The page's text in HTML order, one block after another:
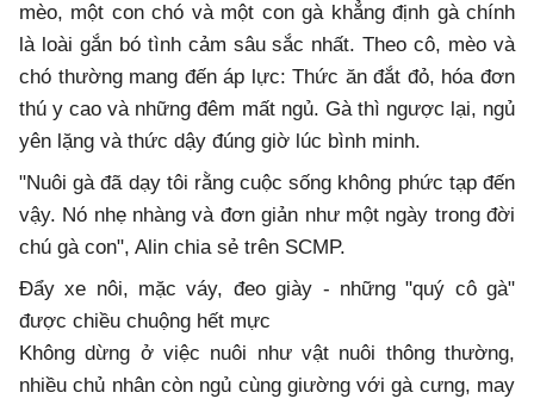
mèo, một con chó và một con gà khẳng định gà chính
là loài gắn bó tình cảm sâu sắc nhất. Theo cô, mèo và
chó thường mang đến áp lực: Thức ăn đắt đỏ, hóa đơn
thú y cao và những đêm mất ngủ. Gà thì ngược lại, ngủ
yên lặng và thức dậy đúng giờ lúc bình minh.
"Nuôi gà đã dạy tôi rằng cuộc sống không phức tạp đến
vậy. Nó nhẹ nhàng và đơn giản như một ngày trong đời
chú gà con", Alin chia sẻ trên SCMP.
Đẩy xe nôi, mặc váy, đeo giày - những "quý cô gà"
được chiều chuộng hết mực
Không dừng ở việc nuôi như vật nuôi thông thường,
nhiều chủ nhân còn ngủ cùng giường với gà cưng, may